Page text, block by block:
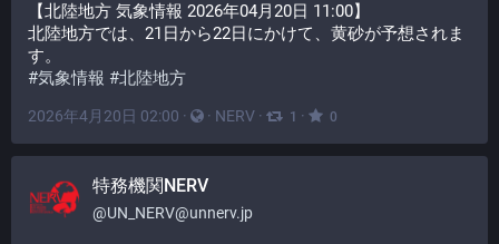
【北陸地方 気象情報 2026年04月20日 11:00】
北陸地方では、21日から22日にかけて、黄砂が予想されま
す。
#気象情報 #北陸地方
2026年4月20日 02:00 · · NERV · 1 · 0
特務機関NERV
@UN_NERV@unnerv.jp